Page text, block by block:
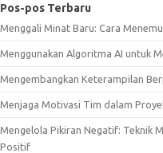
Pos-pos Terbaru
Menggali Minat Baru: Cara
Menggunakan Algoritma AI untuk
Mengembangkan Keterampilan
Menjaga Motivasi Tim dalam
Mengelola Pikiran Negatif: Teknik
Positif